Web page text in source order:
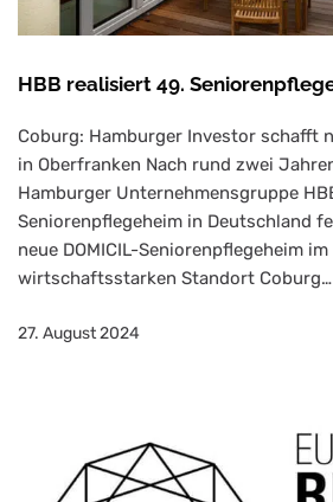
HBB realisiert 49.
Coburg: Hamburger Investor schafft
in Oberfranken Nach rund zwei
Hamburger Unternehmensgruppe
Seniorenpflegeheim in Deutschland
neue DOMICIL-Seniorenpflegeheim im
wirtschaftsstarken Standort Coburg…
27. August 2024